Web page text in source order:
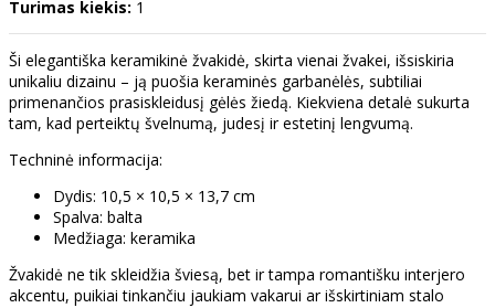
Turimas kiekis: 1
Ši elegantiška keramikinė žvakidė, skirta vienai žvakei, išsiskiria
unikaliu dizainu – ją puošia keraminės garbanėlės, subtiliai
primenančios prasiskleidusį gėlės žiedą. Kiekviena detalė sukurta
tam, kad perteiktų švelnumą, judesį ir estetinį lengvumą.
Techninė informacija:
Dydis: 10,5 × 10,5 × 13,7 cm
Spalva: balta
Medžiaga: keramika
Žvakidė ne tik skleidžia šviesą, bet ir tampa romantišku interjero
akcentu, puikiai tinkančiu jaukiam vakarui ar išskirtiniam stalo